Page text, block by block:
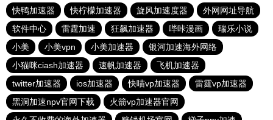
快鸭加速器
快柠檬加速器 旋风加速度器
外网网址导航
软件中心
雷霆加速 狂飙加速器 哔咔漫画
瑞乐小说
小美
小美vpn 小美加速器
银河加速海外网络
小猫咪ciash加速器
速帆加速器
飞机加速器
twitter加速器
ios加速器 快喵vp加速器
雷霆vp加速器
黑洞加速npv官网下载
火箭vp加速器官网